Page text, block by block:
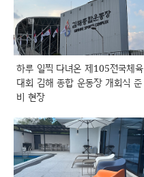
하루 일찍 다녀온 제105전국체육
대회 김해 종합 운동장 개회식 준
비 현장